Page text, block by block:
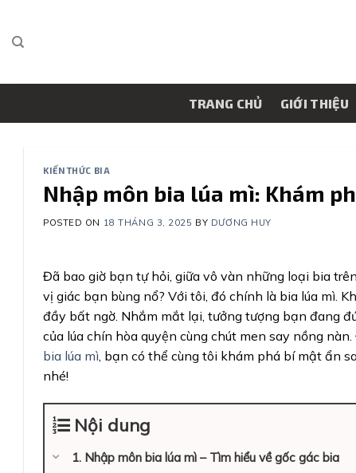
content
TRANG CHỦ GIỚI THIỆU
KIẾN THỨC BIA
Nhập môn bia lúa mì: Khám
POSTED ON 18 THÁNG 3, 2025 BY DƯƠNG HUY
Đã bao giờ bạn tự hỏi, giữa vô vàn những loại bia
vị giác bạn bùng nổ? Với tôi, đó chính là bia lúa mì.
đầy bất ngờ. Nhắm mắt lại, tưởng tượng bạn đang
của lúa chín hòa quyện cùng chút men say nồng
bia lúa mì, bạn có thể cùng tôi khám phá bí mật ẩn
nhé!
Nội dung
1. Nhập môn bia lúa mì – Tìm hiểu về gốc gác bia